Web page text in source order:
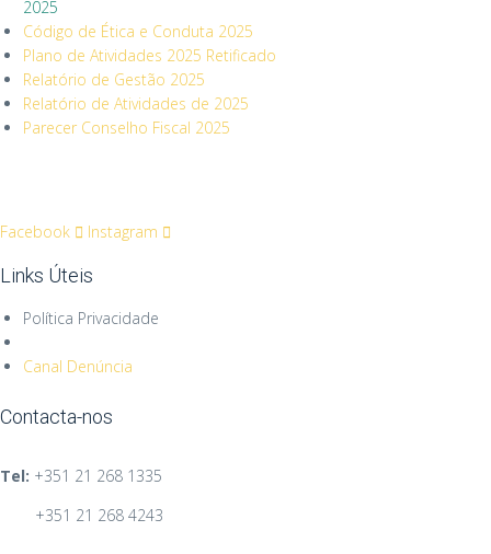
2025
Código de Ética e Conduta 2025
Plano de Atividades 2025 Retificado
Relatório de Gestão 2025
Relatório de Atividades de 2025
Parecer Conselho Fiscal 2025
Facebook Instagram
Links Úteis
Política Privacidade
Canal Denúncia
Contacta-nos
Tel: +351 21 268 1335
+351 21 268 4243